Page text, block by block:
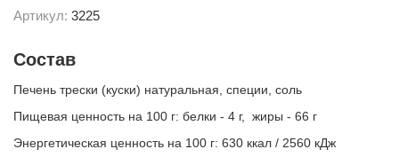
Артикул: 3225
Состав
Печень трески (куски) натуральная, специи, соль
Пищевая ценность на 100 г: белки - 4 г, жиры - 66 г
Энергетическая ценность на 100 г: 630 ккал / 2560 кДж